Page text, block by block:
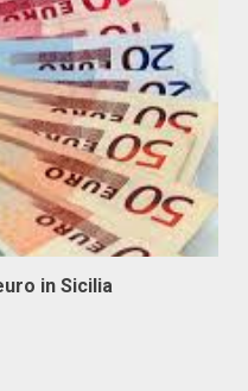
in Sicilia